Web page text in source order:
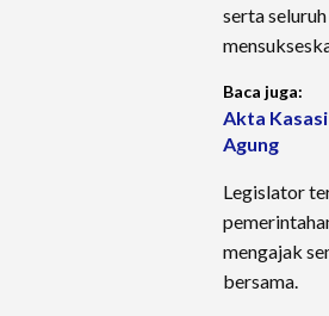
serta
Baca juga:
Akta
Agung
Legislator
mengajak
bersama.